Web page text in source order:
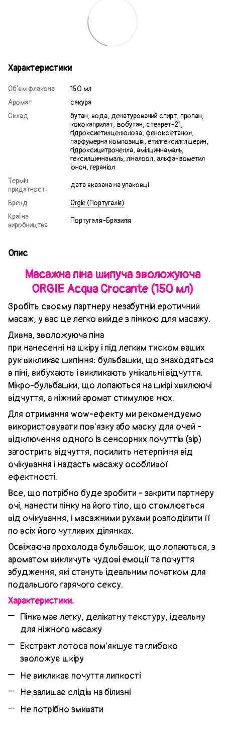
Характеристики
Об'єм флакона
150 мл
Аромат
сакура
Склад
бутан, вода, денатурований спирт, пропан,
кококаприлат, ізобутан, стеарет-21,
гідроксиетилцелюлоза, феноксіетанол,
парфумерна композиція, етилгексилгліцерин,
гідроксицитронелла, амілциннамаль,
гексилциннамаль, ліналоол, альфа-ізометил
іонон, гераніол
Термін
придатності
дата вказана на упаковці
Бренд
Orgie (Португалія)
Країна
виробництва
Португалія-Бразилія
Опис
Масажна піна шипуча зволожуюча
ORGIE Acqua Crocante (150 мл)
Зробіть своєму партнеру незабутній еротичний
масаж, у вас це легко вийде з пінкою для масажу.
Дивна, зволожуюча піна
при нанесенні на шкіру і під легким тиском ваших
рук викликає шипіння: бульбашки, що знаходяться
в піні, вибухають і викликають унікальні відчуття.
Мікро-бульбашки, що лопаються на шкірі хвилюючі
відчуття, а ніжний аромат стимулює нюх.
Для отримання wow-ефекту ми рекомендуємо
використовувати пов'язку або маску для очей -
відключення одного із сенсорних почуттів (зір)
загострить відчуття, посилить нетерпіння від
очікування і надасть масажу особливої
ефектності.
Все, що потрібно буде зробити - закрити партнеру
очі, нанести пінку на його тіло, що стомлюється
від очікування, і масажними рухами розподілити її
по всіх його чутливих ділянках.
Освіжаюча прохолода бульбашок, що лопаються, з
ароматом викличуть чудові емоції та почуття
збудження, які стануть ідеальним початком для
подальшого гарячого сексу.
Характеристики:
Пінка має легку, делікатну текстуру, ідеальну
для ніжного масажу
Екстракт лотоса пом'якшує та глибоко
зволожує шкіру
Не викликає почуття липкості
Не залишає слідів на білизні
Не потрібно змивати